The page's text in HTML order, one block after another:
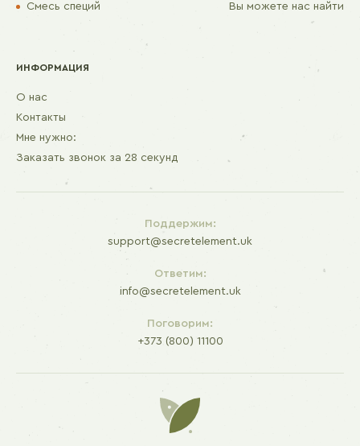
Вы можете нас найти
Смесь специй
ИНФОРМАЦИЯ
О нас
Контакты
Мне нужно:
Заказать звонок за 28 секунд
Поддержим:
support@secretelement.uk
Ответим:
info@secretelement.uk
Поговорим:
+373 (800) 11100